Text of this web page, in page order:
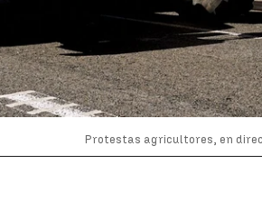
Protestas agricultores, en